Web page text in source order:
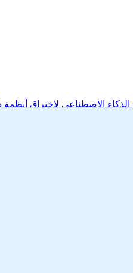
الاصطناعي لاختراق